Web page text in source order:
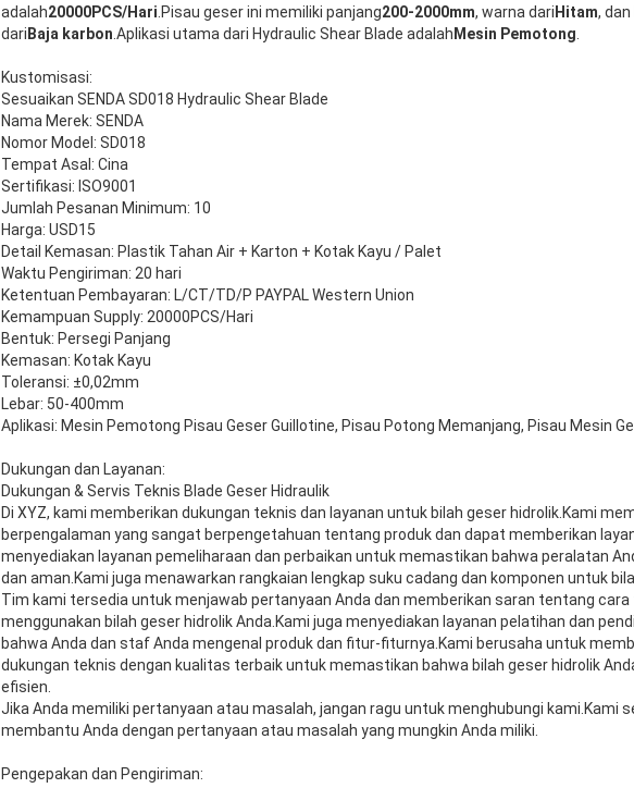
adalah20000PCS/Hari .Pisau geser ini memiliki panjang200-2000mm, warna dari Hitam,
dari Baja karbon .Aplikasi utama dari Hydraulic Shear Blade adalah Mesin Pemotong
Kustomisasi:
Sesuaikan SENDA SD018 Hydraulic Shear Blade
Nama Merek: SENDA
Nomor Model: SD018
Tempat Asal: Cina
Sertifikasi: ISO9001
Jumlah Pesanan Minimum: 10
Harga: USD15
Detail Kemasan: Plastik Tahan Air + Karton + Kotak Kayu / Palet
Waktu Pengiriman: 20 hari
Ketentuan Pembayaran: L/CT/TD/P PAYPAL Western Union
Kemampuan Supply: 20000PCS/Hari
Bentuk: Persegi Panjang
Kemasan: Kotak Kayu
Toleransi: ±0,02mm
Lebar: 50-400mm
Aplikasi: Mesin Pemotong Pisau Geser Guillotine, Pisau Potong Memanjang, Pisau Mesin
Dukungan dan Layanan:
Dukungan & Servis Teknis Blade Geser Hidraulik
Di XYZ, kami memberikan dukungan teknis dan layanan untuk bilah geser hidrolik.Kami
berpengalaman yang sangat berpengetahuan tentang produk dan dapat memberikan
menyediakan layanan pemeliharaan dan perbaikan untuk memastikan bahwa peralatan
dan aman.Kami juga menawarkan rangkaian lengkap suku cadang dan komponen untuk
Tim kami tersedia untuk menjawab pertanyaan Anda dan memberikan saran tentang
menggunakan bilah geser hidrolik Anda.Kami juga menyediakan layanan pelatihan dan
bahwa Anda dan staf Anda mengenal produk dan fitur-fiturnya.Kami berusaha untuk
dukungan teknis dengan kualitas terbaik untuk memastikan bahwa bilah geser hidrolik
efisien.
Jika Anda memiliki pertanyaan atau masalah, jangan ragu untuk menghubungi kami.Kami
membantu Anda dengan pertanyaan atau masalah yang mungkin Anda miliki.
Pengepakan dan Pengiriman: